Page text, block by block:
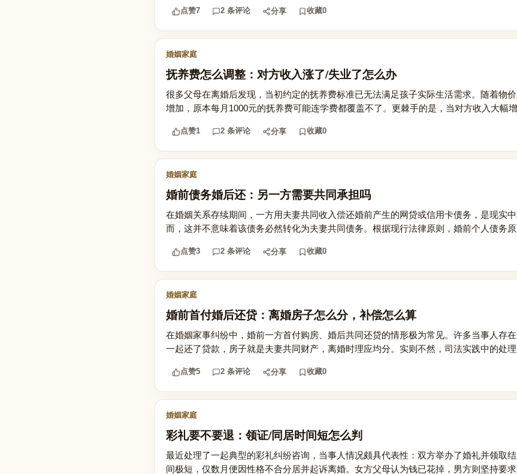
点赞7 2 条评论 分享 收藏0
婚姻家庭
抚养费怎么调整：对方收入涨了/失业了怎么办
很多父母在离婚后发现，当初约定的抚养费标准已无法满足孩子实际生活需求。随着物
增加，原本每月1000元的抚养费可能连学费都覆盖不了。更棘手的是，当对方收入大幅
点赞1 2 条评论 分享 收藏0
婚姻家庭
婚前债务婚后还：另一方需要共同承担吗
在婚姻关系存续期间，一方用夫妻共同收入偿还婚前产生的网贷或信用卡债务，是现实
而，这并不意味着该债务必然转化为夫妻共同债务。根据现行法律原则，婚前个人债务
点赞3 2 条评论 分享 收藏0
婚姻家庭
婚前首付婚后还贷：离婚房子怎么分，补偿怎么算
在婚姻家事纠纷中，婚前一方首付购房、婚后共同还贷的情形极为常见。许多当事人存
一起还了贷款，房子就是夫妻共同财产，离婚时理应均分。实则不然，司法实践中的处
点赞5 2 条评论 分享 收藏0
婚姻家庭
彩礼要不要退：领证/同居时间短怎么判
最近处理了一起典型的彩礼纠纷咨询，当事人情况颇具代表性：双方举办了婚礼并领取
间极短，仅数月便因性格不合分居并起诉离婚。女方父母认为钱已花掉，男方则坚持要